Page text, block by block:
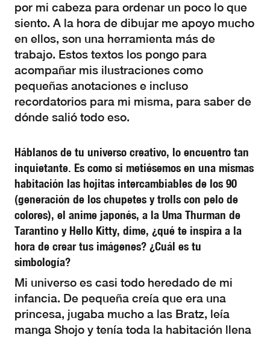
por mi cabeza para ordenar un poco lo que
siento. A la hora de dibujar me apoyo mucho
en ellos, son una herramienta más de
trabajo. Estos textos los pongo para
acompañar mis ilustraciones como
pequeñas anotaciones e incluso
recordatorios para mi misma, para saber de
dónde salió todo eso.
Háblanos de tu universo creativo, lo encuentro tan
inquietante. Es como si metiésemos en una mismas
habitación las hojitas intercambiables de los 90
(generación de los chupetes y trolls con pelo de
colores), el anime japonés, a la Uma Thurman de
Tarantino y Hello Kitty, dime, ¿qué te inspira a la
hora de crear tus imágenes? ¿Cuál es tu
simbología?
Mi universo es casi todo heredado de mi
infancia. De pequeña creía que era una
princesa, jugaba mucho a las Bratz, leía
manga Shojo y tenía toda la habitación llena